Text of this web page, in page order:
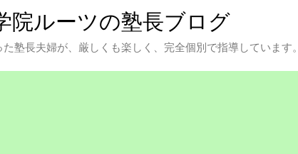
院ルーツの塾長ブログ
塾長夫婦が、厳しくも楽しく、完全個別で指導しています。